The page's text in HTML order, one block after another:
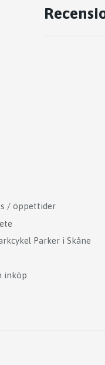
/ öppettider
Parker i Skåne
inköp